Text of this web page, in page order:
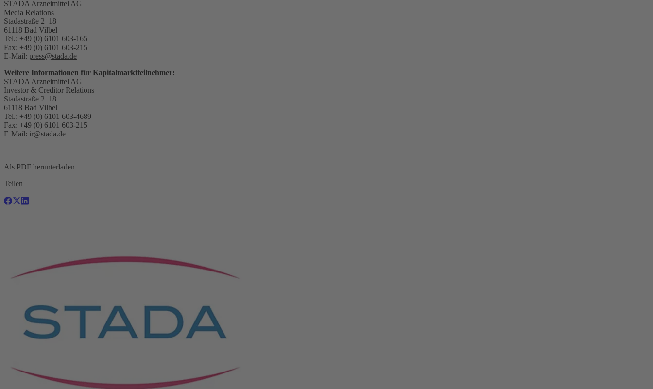
STADA Arzneimittel AG
Media Relations
Stadastraße 2–18
61118 Bad Vilbel
Tel.: +49 (0) 6101 603-165
Fax: +49 (0) 6101 603-215
E-Mail: press@stada.de
Weitere Informationen für Kapitalmarktteilnehmer:
STADA Arzneimittel AG
Investor & Creditor Relations
Stadastraße 2–18
61118 Bad Vilbel
Tel.: +49 (0) 6101 603-4689
Fax: +49 (0) 6101 603-215
E-Mail: ir@stada.de
Als PDF herunterladen
Teilen